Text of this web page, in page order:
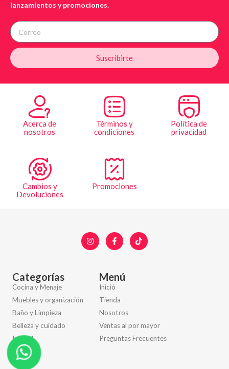
lanzamientos y promociones.
Suscribirte
Acerca de
nosotros
Términos y
condiciones
Política de
privacidad
Cambios y
Devoluciones
Promociones
Categorías
Cocina y Menaje
Muebles y organización
Baño y Limpieza
Belleza y cuidado
Infantil
Otros
Menú
Inició
Tienda
Nosotros
Ventas al por mayor
Preguntas Frecuentes